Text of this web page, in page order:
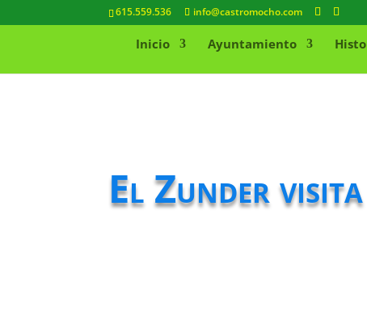
615.559.536 info@castromocho.com
Inicio Ayuntamiento
El Zunder